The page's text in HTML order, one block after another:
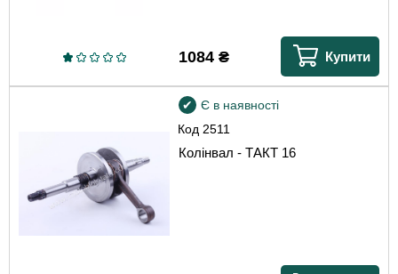
1084₴ Купити
Код 2511
Є в наявності
Колінвал - ТАКТ 16